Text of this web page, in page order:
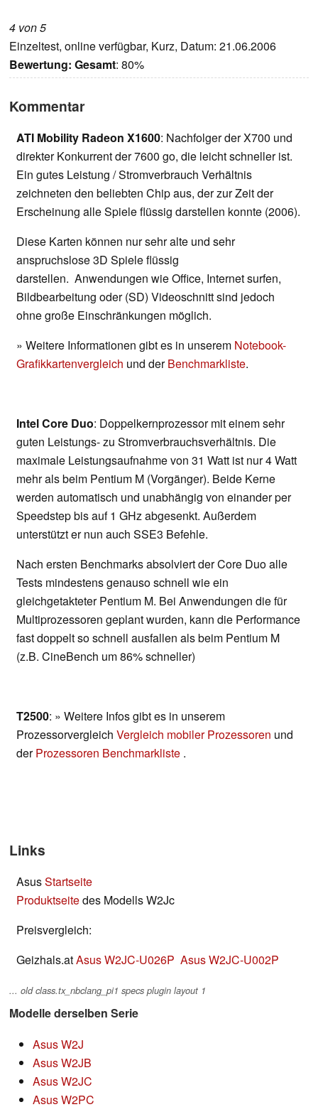
4 von 5
Einzeltest, online verfügbar, Kurz, Datum: 21.06.2006
Bewertung: Gesamt: 80%
Kommentar
ATI Mobility Radeon X1600: Nachfolger der X700 und
direkter Konkurrent der 7600 go, die leicht schneller ist.
Ein gutes Leistung / Stromverbrauch Verhältnis
zeichneten den beliebten Chip aus, der zur Zeit der
Erscheinung alle Spiele flüssig darstellen konnte (2006).
Diese Karten können nur sehr alte und sehr
anspruchslose 3D Spiele flüssig
darstellen. Anwendungen wie Office, Internet surfen,
Bildbearbeitung oder (SD) Videoschnitt sind jedoch
ohne große Einschränkungen möglich.
» Weitere Informationen gibt es in unserem Notebook-
Grafikkartenvergleich und derBenchmarkliste.
Intel Core Duo: Doppelkernprozessor mit einem sehr
guten Leistungs- zu Stromverbrauchsverhältnis. Die
maximale Leistungsaufnahme von 31 Watt ist nur 4 Watt
mehr als beim Pentium M (Vorgänger). Beide Kerne
werden automatisch und unabhängig von einander per
Speedstep bis auf 1 GHz abgesenkt. Außerdem
unterstützt er nun auch SSE3 Befehle.
Nach ersten Benchmarks absolviert der Core Duo alle
Tests mindestens genauso schnell wie ein
gleichgetakteter Pentium M. Bei Anwendungen die für
Multiprozessoren geplant wurden, kann die Performance
fast doppelt so schnell ausfallen als beim Pentium M
(z.B. CineBench um 86% schneller)
T2500: » Weitere Infos gibt es in unserem
Prozessorvergleich Vergleich mobiler Prozessoren und
derProzessoren Benchmarkliste .
Links
AsusStartseite
Produktseitedes Modells W2Jc
Preisvergleich:
Geizhals.atAsus W2JC-U026P Asus W2JC-U002P
... old class.tx_nbclang_pi1 specs plugin layout 1
Modelle derselben Serie
Asus W2J
Asus W2JB
Asus W2JC
Asus W2PC